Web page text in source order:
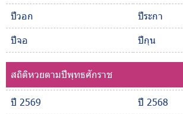
ปีวอก
ปีระกา
ปีจอ
ปีกุน
สถิติหวยตามปีพุทธศักราช
ปี 2569
ปี 2568